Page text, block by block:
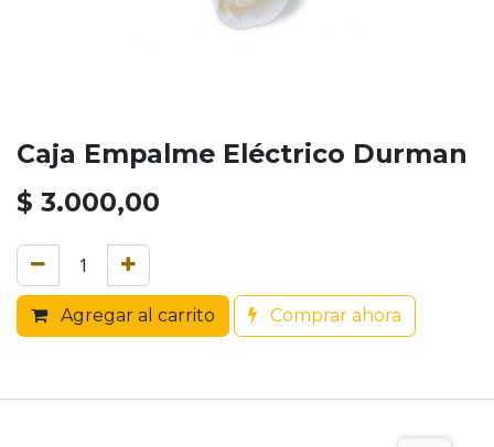
Caja Empalme Eléctrico Durman
$ 3.000,00
Agregar al carrito Comprar ahora